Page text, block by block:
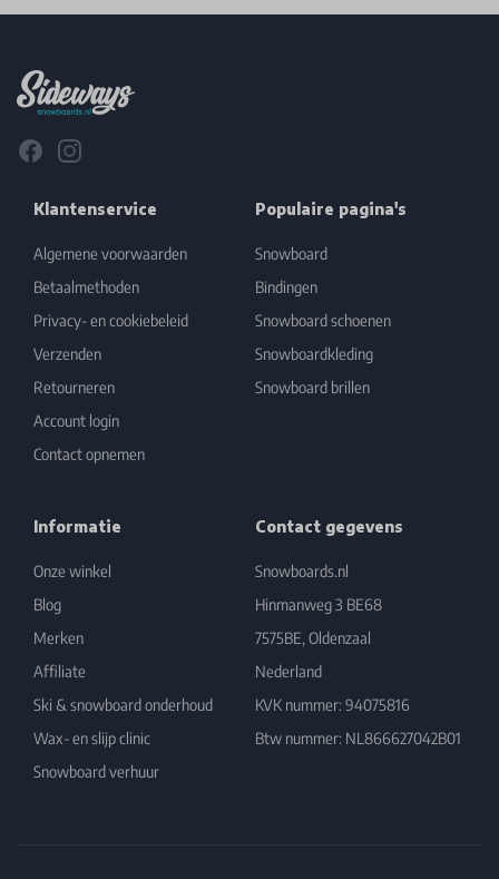
FacebookInstagram
Klantenservice
Algemene voorwaarden
Betaalmethoden
Privacy- en cookiebeleid
Verzenden
Retourneren
Account login
Contact opnemen
Populaire pagina's
Snowboard
Bindingen
Snowboard schoenen
Snowboardkleding
Snowboard brillen
Informatie
Onze winkel
Blog
Merken
Affiliate
Ski & snowboard onderhoud
Wax- en slijp clinic
Snowboard verhuur
Contact gegevens
Snowboards.nl
Hinmanweg 3 BE68
7575BE, Oldenzaal
Nederland
KVK nummer: 94075816
Btw nummer: NL866627042B01